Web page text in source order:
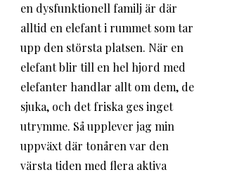
en dysfunktionell familj är där
alltid en elefant i rummet som tar
upp den största platsen. När en
elefant blir till en hel hjord med
elefanter handlar allt om dem, de
sjuka, och det friska ges inget
utrymme. Så upplever jag min
uppväxt där tonåren var den
värsta tiden med flera aktiva